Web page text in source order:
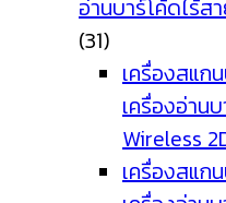
อ่านบาร์โค้ดไร้ส
(31)
เครื่องสแก
เครื่องอ่าน
Wireless
เครื่องสแก